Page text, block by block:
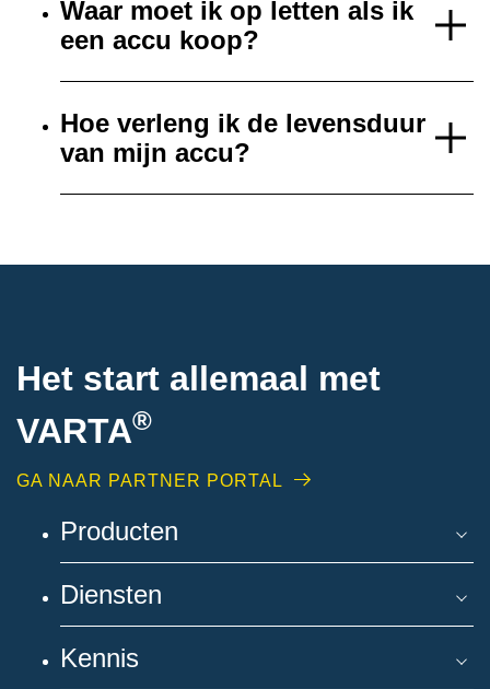
Waar moet ik op letten als ik
een accu koop?
Hoe verleng ik de levensduur
van mijn accu?
Het start allemaal met
VARTA®
GA NAAR PARTNER PORTAL
Producten
Diensten
Kennis